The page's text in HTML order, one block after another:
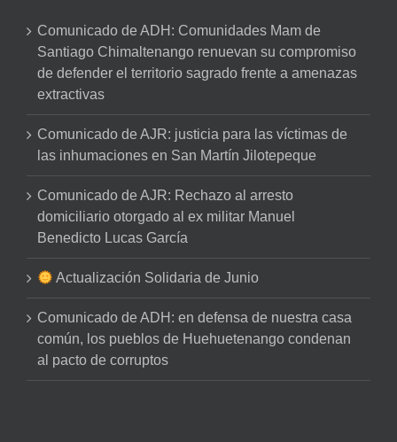
Comunicado de ADH: Comunidades Mam de
Santiago Chimaltenango renuevan su compromiso
de defender el territorio sagrado frente a amenazas
extractivas
Comunicado de AJR: justicia para las víctimas de
las inhumaciones en San Martín Jilotepeque
Comunicado de AJR: Rechazo al arresto
domiciliario otorgado al ex militar Manuel
Benedicto Lucas García
Actualización Solidaria de Junio
Comunicado de ADH: en defensa de nuestra casa
común, los pueblos de Huehuetenango condenan
al pacto de corruptos